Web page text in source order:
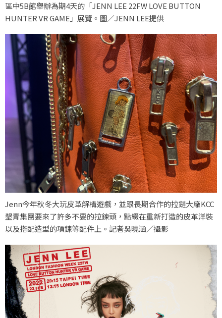
區中5B館舉辦為期4天的「JENN LEE 22FW LOVE BUTTON
HUNTER VR GAME」展覽。圖／JENN LEE提供
Jenn今年秋冬大玩皮革解構遊戲，並跟長期合作的拉鏈大廠KCC
墾青集團要來了許多不要的拉鍊頭，點綴在重新打造的皮革洋裝
以及搭配造型的項鍊等配件上。記者吳曉涵／攝影